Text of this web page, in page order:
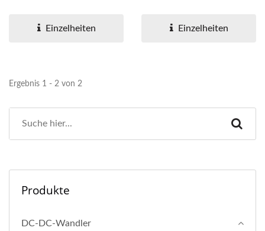
Einzelheiten
mm und einem...
Einzelheiten
Ergebnis 1 - 2 von 2
Produkte
DC-DC-Wandler